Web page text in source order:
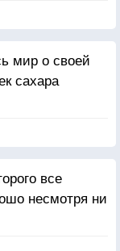
мир о своей
сахара
все
несмотря ни